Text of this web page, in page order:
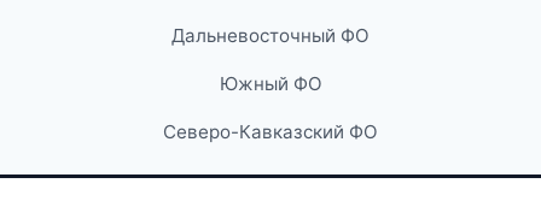
Дальневосточный ФО
Южный ФО
Северо-Кавказский ФО